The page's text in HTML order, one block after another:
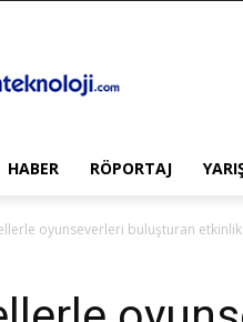
HABER RÖPORTAJ
oyunseverleri buluşturan